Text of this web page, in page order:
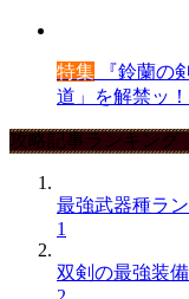
特集 『鈴蘭の
道」を解禁ッ
攻略記事ランキング
最強武器種ラ
1
双剣の最強装